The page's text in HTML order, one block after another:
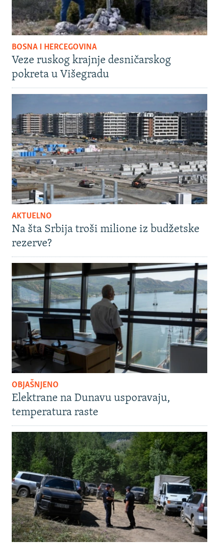
BOSNA I HERCEGOVINA
Veze ruskog krajnje desničarskog
pokreta u Višegradu
AKTUELNO
Na šta Srbija troši milione iz budžetske
rezerve?
OBJAŠNJENO
Elektrane na Dunavu usporavaju,
temperatura raste